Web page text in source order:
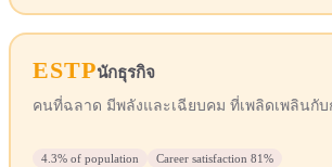
ESTPนักธุรกิจ
คนที่ฉลาด มีพลังและเฉียบคม ที่เพลิดเพลินกั
4.3% of population Career satisfaction 81%